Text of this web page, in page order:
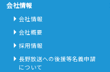
会社情報
会社情報
会社概要
採用情報
長野放送への後援等名義申請
について